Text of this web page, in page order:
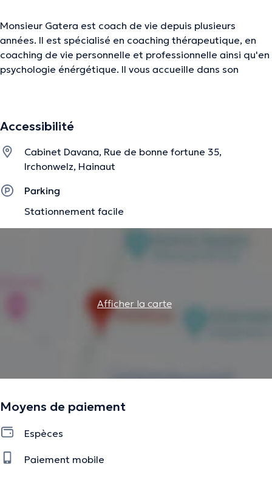
Monsieur Gatera est coach de vie depuis plusieurs
années. Il est spécialisé en coaching thérapeutique, en
coaching de vie personnelle et professionnelle ainsi qu'en
psychologie énérgétique. Il vous accueille dans son
rendez-vous !
La description a été éditée par l'équipe de Doctoranytime et se base sur des
Accessibilité
Cabinet Davana, Rue de bonne fortune 35,
Irchonwelz, Hainaut
Parking
Stationnement facile
Afficher la carte
Moyens de paiement
Espèces
Paiement mobile